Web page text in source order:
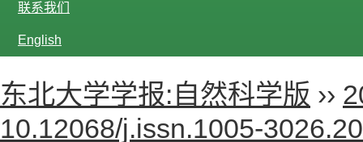
联系我们
English
东北大学学报:自然科学版 ››
10.12068/j.issn.1005-